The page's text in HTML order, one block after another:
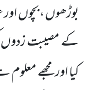
بوڑھوں ، بچوں
کے مصیبت زدوں
کیا اور مجھے